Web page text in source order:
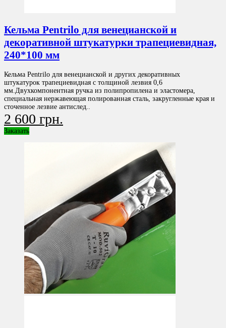
Кельма Pentrilo для венецианской и
декоративной штукатурки трапециевидная,
240*100 мм
Кельма Pentrilo для венецианской и других декоративных
штукатурок трапециевидная с толщиной лезвия 0,6
мм.Двухкомпонентная ручка из полипропилена и эластомера,
специальная нержавеющая полированная сталь, закругленные края и
сточенное лезвие антислед..
2 600 грн.
Заказать